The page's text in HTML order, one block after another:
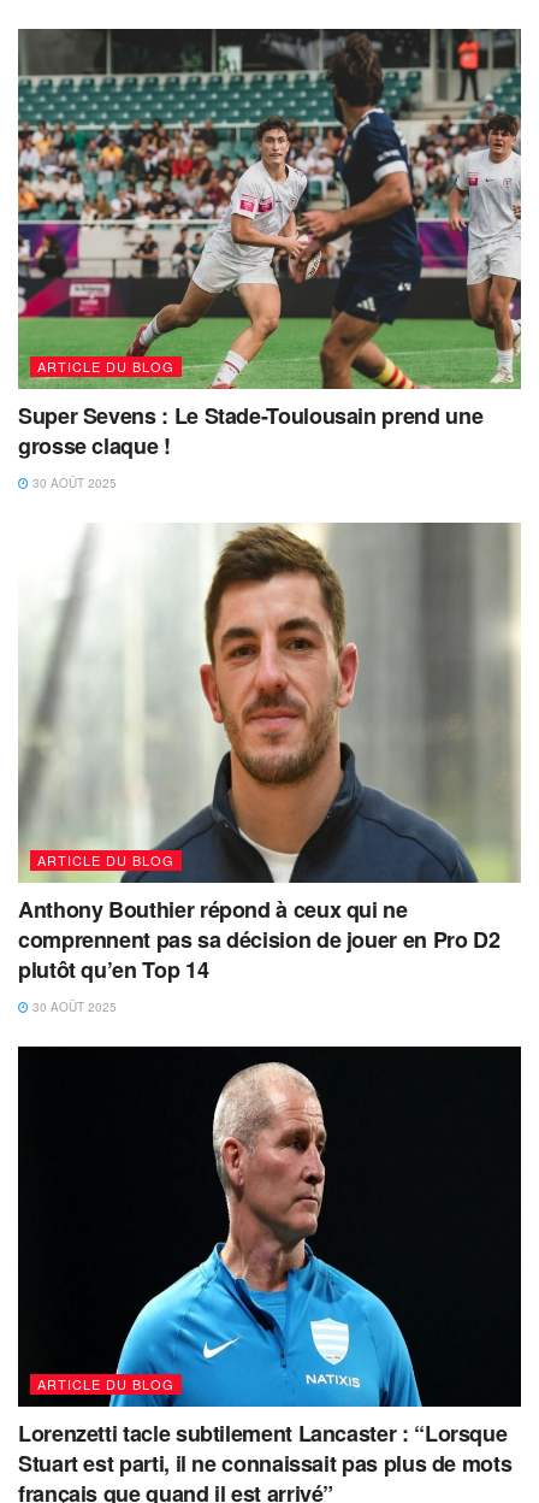
ARTICLE DU BLOG
Super Sevens : Le Stade-Toulousain prend une
grosse claque !
30 AOÛT 2025
ARTICLE DU BLOG
Anthony Bouthier répond à ceux qui ne
comprennent pas sa décision de jouer en Pro D2
plutôt qu’en Top 14
30 AOÛT 2025
ARTICLE DU BLOG
Lorenzetti tacle subtilement Lancaster : “Lorsque
Stuart est parti, il ne connaissait pas plus de mots
français que quand il est arrivé”